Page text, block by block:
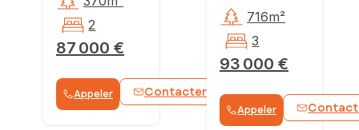
87 000 €
2
Appeler Contacter WhatsApp
93 000 €
716m²
3
Appeler